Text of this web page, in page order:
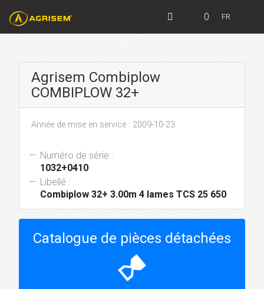
0 FR
Agrisem Combiplow
COMBIPLOW 32+
Année de mise en service : 2009-10-23
Numéro de série :
1032+0410
Libellé :
Combiplow 32+ 3.00m 4 lames TCS 25 650
Catalogue de pièces détachées
hourglass_top